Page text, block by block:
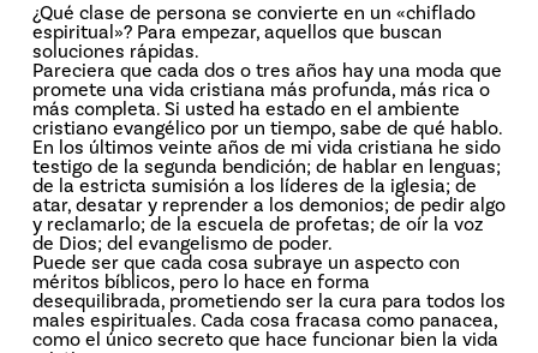
¿Qué clase de persona se convierte en un «chiflado
espiritual»? Para empezar, aquellos que buscan
soluciones rápidas.
Pareciera que cada dos o tres años hay una moda que
promete una vida cristiana más profunda, más rica o
más completa. Si usted ha estado en el ambiente
cristiano evangélico por un tiempo, sabe de qué hablo.
En los últimos veinte años de mi vida cristiana he sido
testigo de la segunda bendición; de hablar en lenguas;
de la estricta sumisión a los líderes de la iglesia; de
atar, desatar y reprender a los demonios; de pedir algo
y reclamarlo; de la escuela de profetas; de oír la voz
de Dios; del evangelismo de poder.
Puede ser que cada cosa subraye un aspecto con
méritos bíblicos, pero lo hace en forma
desequilibrada, prometiendo ser la cura para todos los
males espirituales. Cada cosa fracasa como panacea,
como el único secreto que hace funcionar bien la vida